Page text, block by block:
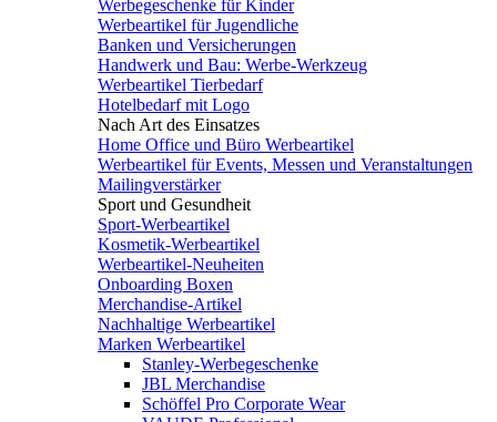
Werbegeschenke für Kinder
Werbeartikel für Jugendliche
Banken und Versicherungen
Handwerk und Bau: Werbe-Werkzeug
Werbeartikel Tierbedarf
Hotelbedarf mit Logo
Nach Art des Einsatzes
Home Office und Büro Werbeartikel
Werbeartikel für Events, Messen und Veranstaltungen
Mailingverstärker
Sport und Gesundheit
Sport-Werbeartikel
Kosmetik-Werbeartikel
Werbeartikel-Neuheiten
Onboarding Boxen
Merchandise-Artikel
Nachhaltige Werbeartikel
Marken Werbeartikel
Stanley-Werbegeschenke
JBL Merchandise
Schöffel Pro Corporate Wear